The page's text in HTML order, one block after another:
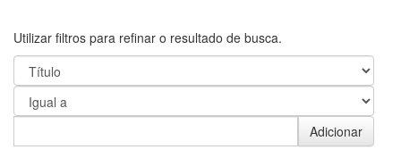
Utilizar filtros para refinar o resultado de busca.